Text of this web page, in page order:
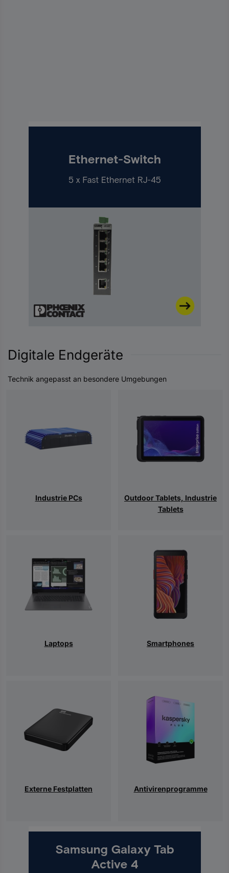
Digitale Endgeräte
Technik angepasst an besondere Umgebungen
Industrie PCs
Outdoor Tablets, Industrie
Tablets
Laptops Smartphones
Externe Festplatten Antivirenprogramme